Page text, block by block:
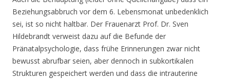
Beziehungsabbruch vor dem 6. Lebensmonat unbedenklich
sei, ist so nicht haltbar. Der Frauenarzt Prof. Dr. Sven
Hildebrandt verweist dazu auf die Befunde der
Pränatalpsychologie, dass frühe Erinnerungen zwar nicht
bewusst abrufbar seien, aber dennoch in subkortikalen
Strukturen gespeichert werden und dass die intrauterine